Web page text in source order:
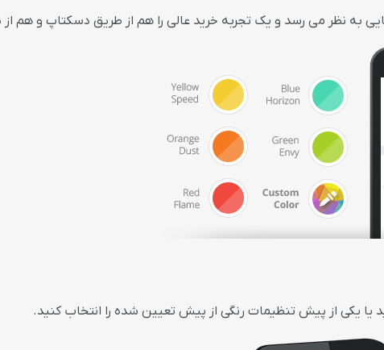
به نظر می رسد و یک تجربه خرید عالی را هم از طریق دسکتاپ و هم از
یا یکی از پیش تنظیمات رنگی از پیش تعیین شده را انتخاب کنید.